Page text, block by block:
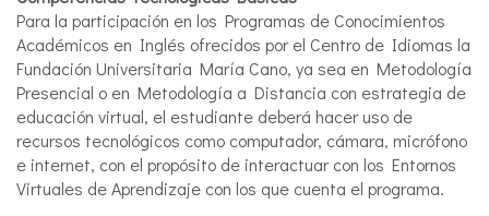
Para la participación en los Programas de Conocimientos
Académicos en Inglés ofrecidos por el Centro de Idiomas la
Fundación Universitaria María Cano, ya sea en Metodología
Presencial o en Metodología a Distancia con estrategia de
educación virtual, el estudiante deberá hacer uso de
recursos tecnológicos como computador, cámara, micrófono
e internet, con el propósito de interactuar con los Entornos
Virtuales de Aprendizaje con los que cuenta el programa.